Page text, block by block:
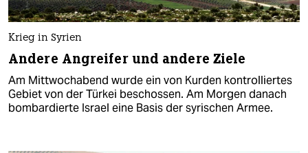
Krieg in Syrien
Andere Angreifer und andere Ziele
Am Mittwochabend wurde ein von Kurden kontrolliertes
Gebiet von der Türkei beschossen. Am Morgen danach
bombardierte Israel eine Basis der syrischen Armee.